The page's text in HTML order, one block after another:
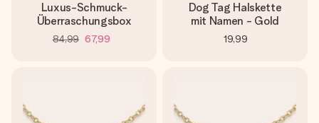
Luxus-Schmuck-
Überraschungsbox
84,99 67,99
Dog Tag Halskette
mit Namen - Gold
19,99